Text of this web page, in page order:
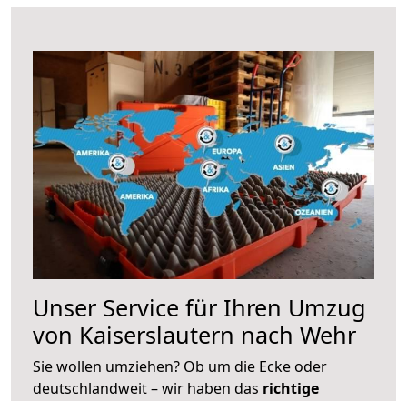
Unser Service für Ihren Umzug
von Kaiserslautern nach Wehr
Sie wollen umziehen? Ob um die Ecke oder
deutschlandweit – wir haben das richtige